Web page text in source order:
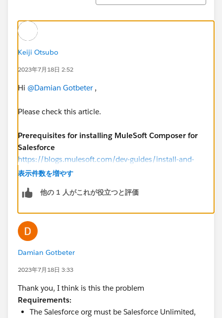
Keiji Otsubo
2023年7月18日 2:52
Hi @Damian Gotbeter,
Please check this article.
Prerequisites for installing MuleSoft Composer for
Salesforce
https://blogs.mulesoft.com/dev-guides/install-and-
configure-mulesoft-composer-for-salesforce/
表示件数を増やす
他の 1 人がこれが役立つと評価
Damian Gotbeter
2023年7月18日 3:33
Thank you, I think is this the problem
Requirements:
The Salesforce org must be Salesforce Unlimited,